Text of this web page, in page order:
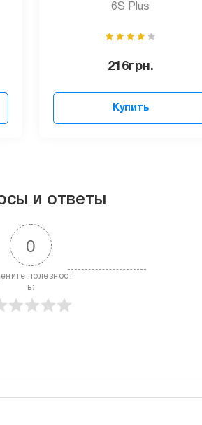
6S Plus
216грн.
Купить
и ответы
0
полезност
ь: